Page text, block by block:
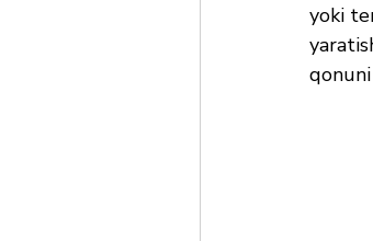
yoki